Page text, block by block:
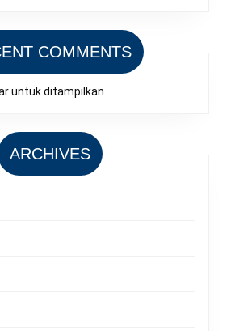
COMMENTS
untuk ditampilkan.
ARCHIVES